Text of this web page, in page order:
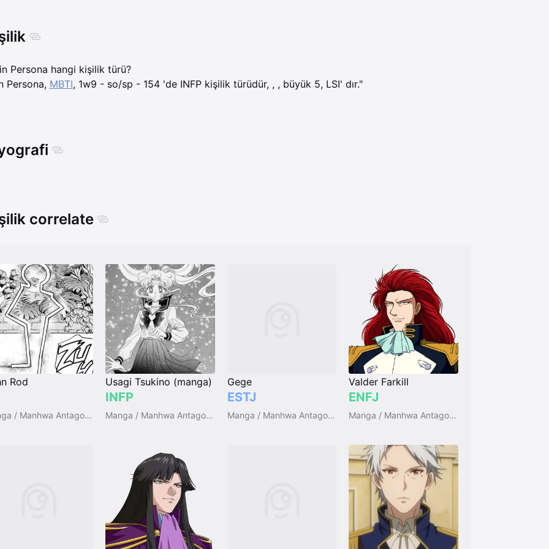
Persona hangi kişilik türü?
Persona, MBTI, 1w9 - so/sp - 154 'de INFP kişilik türüdür, , , büyük 5, LSI' dır."
correlate
Rod
Manga / Manhwa Antagonists
Usagi Tsukino (manga)
INFP
Manga / Manhwa Antagonists
Gege
ESTJ
Manga / Manhwa Antagonists
Valder Farkill
ENFJ
Manga / Manhwa Antagonists